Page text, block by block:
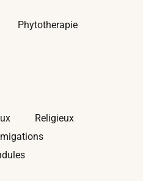
Phytotherapie
Religieux